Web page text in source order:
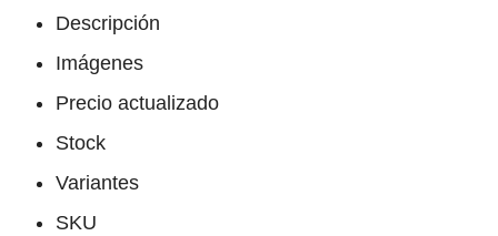
Descripción
Imágenes
Precio actualizado
Stock
Variantes
SKU